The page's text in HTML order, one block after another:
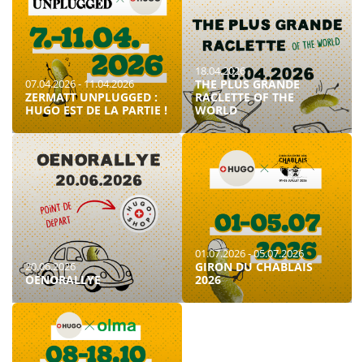
07.04.2026 - 11.04.2026
ZERMATT UNPLUGGED :
HUGO EST DE LA PARTIE !
18.04.2026
THE PLUS GRANDE
RACLETTE OF THE
WORLD
20.06.2026
OENORALLYE
01.07.2026 - 05.07.2026
GIRON DU CHABLAIS
2026